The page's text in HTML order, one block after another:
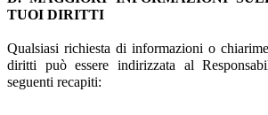
TUOI DIRITTI
Qualsiasi richiesta di informazioni o
diritti può essere indirizzata al
seguenti recapiti: